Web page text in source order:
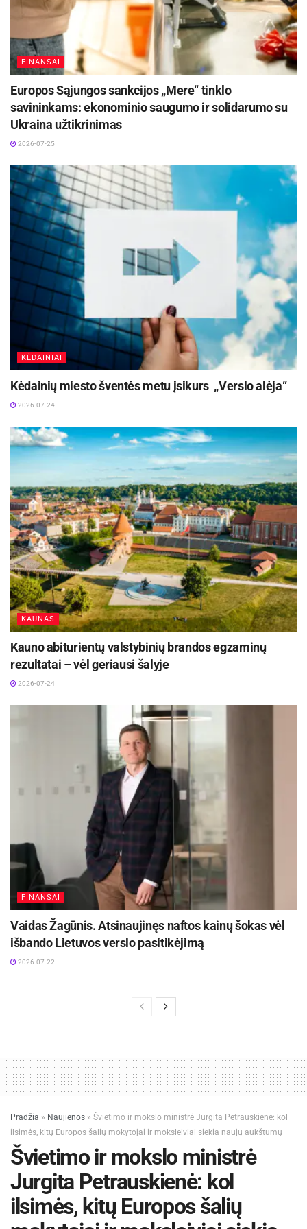
FINANSAI
Europos Sąjungos sankcijos „Mere“ tinklo
savininkams: ekonominio saugumo ir solidarumo su
Ukraina užtikrinimas
2026-07-25
KĖDAINIAI
Kėdainių miesto šventės metu įsikurs „Verslo alėja“
2026-07-24
KAUNAS
Kauno abiturientų valstybinių brandos egzaminų
rezultatai – vėl geriausi šalyje
2026-07-24
FINANSAI
Vaidas Žagūnis. Atsinaujinęs naftos kainų šokas vėl
išbando Lietuvos verslo pasitikėjimą
2026-07-22
Pradžia » Naujienos » Švietimo ir mokslo ministrė Jurgita Petrauskienė: kol
ilsimės, kitų Europos šalių mokytojai ir moksleiviai siekia naujų aukštumų
Švietimo ir mokslo ministrė
Jurgita Petrauskienė: kol
ilsimės, kitų Europos šalių